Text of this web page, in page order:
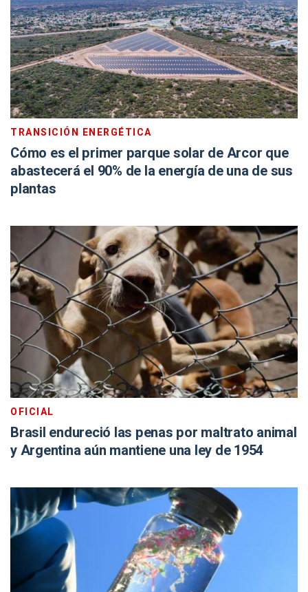
TRANSICIÓN ENERGÉTICA
Cómo es el primer parque solar de Arcor que
abastecerá el 90% de la energía de una de sus
plantas
OFICIAL
Brasil endureció las penas por maltrato animal
y Argentina aún mantiene una ley de 1954